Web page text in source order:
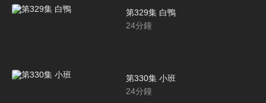
第329集 白鴨
24分鐘
第330集 小班
24分鐘